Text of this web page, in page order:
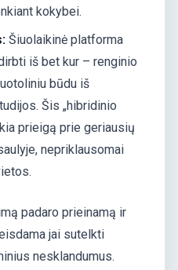
kokybei.
Šiuolaikinė platforma
iš bet kur – renginio
būdu iš
Šis „hibridinio
prieigą prie geriausių
nepriklausomai
padaro prieinamą ir
jai sutelkti
nesklandumus.